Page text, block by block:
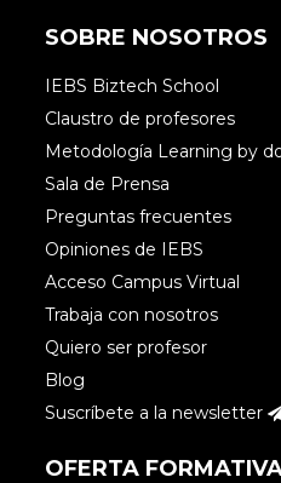
SOBRE NOSOTROS
IEBS Biztech School
Claustro de profesores
Metodología Learning by
Sala de Prensa
Preguntas frecuentes
Opiniones de IEBS
Acceso Campus Virtual
Trabaja con nosotros
Quiero ser profesor
Blog
Suscríbete a la newsletter
OFERTA